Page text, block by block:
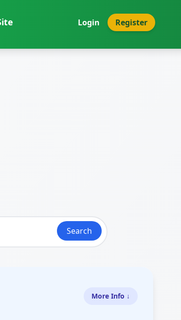
Login Register
Search
More Info ↓